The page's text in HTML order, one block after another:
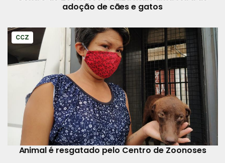
adoção de cães e gatos
CCZ
Animal é resgatado pelo Centro de Zoonoses